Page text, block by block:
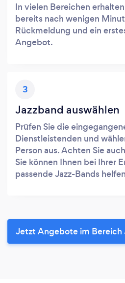
In vielen Bereichen
bereits nach wenigen
Rückmeldung und ein
Angebot.
3
Jazzband auswählen
Prüfen Sie die
Dienstleistenden und
Person aus. Achten Sie
Sie können Ihnen bei Ihrer
passende Jazz-Bands
Jetzt Angebote im Bereich